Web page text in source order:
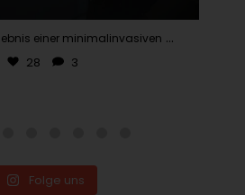
einer minimalinvasiven ...
28 3
Folge uns